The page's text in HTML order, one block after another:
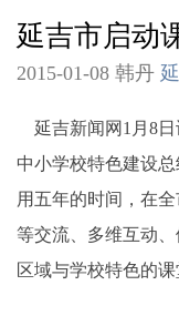
延吉市启动
2015-01-08 韩丹
延吉新闻网1月8日
中小学校特色建设
用五年的时间，在
等交流、多维互动
区域与学校特色的课